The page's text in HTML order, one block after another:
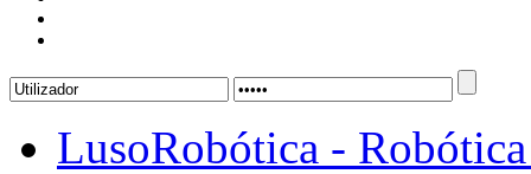
LusoRobótica -